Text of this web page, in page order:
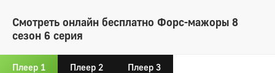
Смотреть онлайн бесплатно Форс-мажоры 8
сезон 6 серия
Плеер 1 Плеер 2 Плеер 3